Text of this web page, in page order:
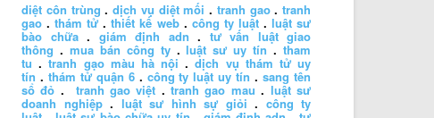
diệt côn trùng . dịch vụ diệt mối . tranh gao. tranh
gao .thám tử.thiết kế web. công ty luật.luật sư
bào chữa. giám định adn . tư vấn luật giao
thông . mua bán công ty.luật sư uy tín .tham
tu .tranh gạo màu hà nội .dịch vụ thám tử uy
tín . thám tử quận 6. công ty luật uy tín .sang tên
sổ đỏ . tranh gao việt .tranh gao mau . luật sư
doanh nghiệp. luật sư hình sự giỏi . công ty